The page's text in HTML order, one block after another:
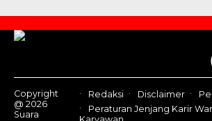
Contact
Us
Copyright
@ 2026
Suara
Redaksi Disclaimer
Peraturan Jenjang Karir